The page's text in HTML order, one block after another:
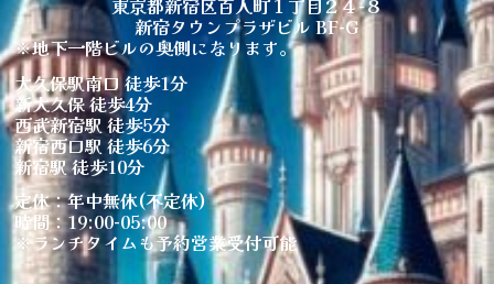
新宿タウンプラザビル BF-G
※地下一階ビルの奥側になります。
大久保駅南口 徒歩1分
新大久保 徒歩4分
西武新宿駅 徒歩5分
新宿西口駅 徒歩6分
新宿駅 徒歩10分
定休：年中無休(不定休)
時間：19:00-05:00
※ランチタイムも予約営業受付可能